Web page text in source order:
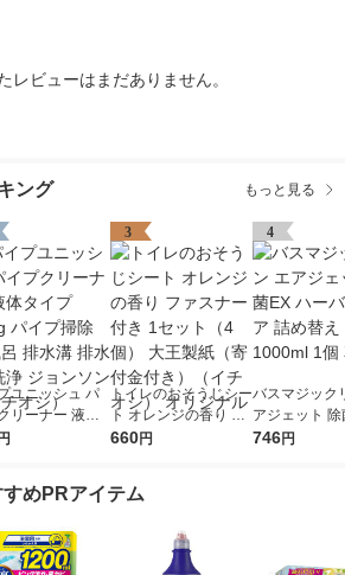
レビューはまだありません。
ング もっと見る
ユニッシュ パ
リーナー 液体
800g パイプ掃
オシ）
円
3
トイレのおそうじシー
ト オレンジの香り フ
ァスナー付き 1セット
シ） オリジナル
660円
4
バスマジック
アジェット
ーバルクリア
746円
めPRアイテム